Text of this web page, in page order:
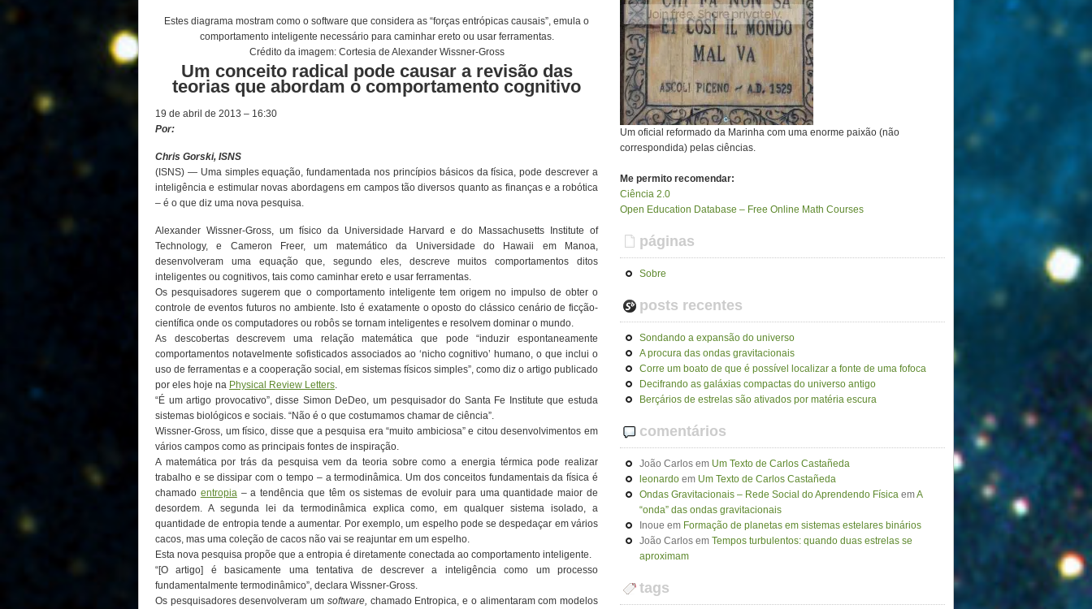
Estes diagrama mostram como o software que considera as “forças entrópicas causais”, emula o
comportamento inteligente necessário para caminhar ereto ou usar ferramentas.
Crédito da imagem: Cortesia de Alexander Wissner-Gross
Um conceito radical pode causar a revisão das
teorias que abordam o comportamento cognitivo
19 de abril de 2013 – 16:30
Por:
Chris Gorski, ISNS
(ISNS) — Uma simples equação, fundamentada nos princípios básicos da física, pode descrever a
inteligência e estimular novas abordagens em campos tão diversos quanto as finanças e a robótica
– é o que diz uma nova pesquisa.
Alexander Wissner-Gross, um físico da Universidade Harvard e do Massachusetts Institute of
Technology, e Cameron Freer, um matemático da Universidade do Hawaii em Manoa,
desenvolveram uma equação que, segundo eles, descreve muitos comportamentos ditos
inteligentes ou cognitivos, tais como caminhar ereto e usar ferramentas.
Os pesquisadores sugerem que o comportamento inteligente tem origem no impulso de obter o
controle de eventos futuros no ambiente. Isto é exatamente o oposto do clássico cenário de ficção-
científica onde os computadores ou robôs se tornam inteligentes e resolvem dominar o mundo.
As descobertas descrevem uma relação matemática que pode “induzir espontaneamente
comportamentos notavelmente sofisticados associados ao ‘nicho cognitivo’ humano, o que inclui o
uso de ferramentas e a cooperação social, em sistemas físicos simples”, como diz o artigo publicado
por eles hoje na Physical Review Letters
“É um artigo provocativo”, disse Simon DeDeo, um pesquisador do Santa Fe Institute que estuda
sistemas biológicos e sociais. “Não é o que costumamos chamar de ciência”.
Wissner-Gross, um físico, disse que a pesquisa era “muito ambiciosa” e citou desenvolvimentos em
vários campos como as principais fontes de inspiração.
A matemática por trás da pesquisa vem da teoria sobre como a energia térmica pode realizar
trabalho e se dissipar com o tempo – a termodinâmica. Um dos conceitos fundamentais da física é
chamado entropia – a tendência que têm os sistemas de evoluir para uma quantidade maior de
desordem. A segunda lei da termodinâmica explica como, em qualquer sistema isolado, a
quantidade de entropia tende a aumentar. Por exemplo, um espelho pode se despedaçar em vários
cacos, mas uma coleção de cacos não vai se reajuntar em um espelho.
Esta nova pesquisa propõe que a entropia é diretamente conectada ao comportamento inteligente.
“[O artigo] é basicamente uma tentativa de descrever a inteligência como um processo
fundamentalmente termodinâmico”, declara Wissner-Gross.
Os pesquisadores desenvolveram um software, chamado Entropica, e o alimentaram com modelos
Um oficial reformado da Marinha com uma enorme paixão (não
correspondida) pelas ciências.
Me permito recomendar:
Ciência 2.0
Open Education Database – Free Online Math Courses
páginas
Sobre
posts recentes
Sondando a expansão do universo
A procura das ondas gravitacionais
Corre um boato de que é possível localizar a fonte de uma fofoca
Decifrando as galáxias compactas do universo antigo
Berçários de estrelas são ativados por matéria escura
comentários
João Carlos em Um Texto de Carlos Castañeda
leonardo em Um Texto de Carlos Castañeda
Ondas Gravitacionais – Rede Social do Aprendendo Física emA
“onda” das ondas gravitacionais
Inoue em Formação de planetas em sistemas estelares binários
João Carlos em Tempos turbulentos: quando duas estrelas se
aproximam
tags